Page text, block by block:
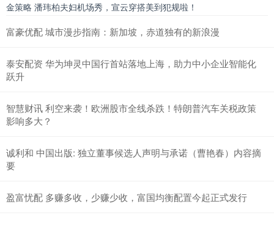
金策略 潘玮柏夫妇机场秀，宣云穿搭美到犯规啦！
富豪优配 城市漫步指南：新加坡，赤道独有的新浪漫
泰安配资 华为坤灵中国行首站落地上海，助力中小企业智能化
跃升
智慧财讯 利空来袭！欧洲股市全线杀跌！特朗普汽车关税政策
影响多大？
诚利和 中国出版: 独立董事候选人声明与承诺（曹艳春）内容摘
要
盈富忧配 多赚多收，少赚少收，富国均衡配置今起正式发行